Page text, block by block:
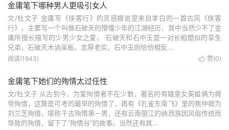
金庸笔下哪种男人更吸引女人
文/杜文子 金庸写《侠客行》的灵感据说是来自李白的一首古风《侠客
行》，主要写一个叫做石破天的懵懂少年的江湖经历，其中当然少不了金
庸所擅长描写的少男少女之爱。 石破天和石中玉是一对长相酷似的孪生
兄弟，石破天木讷呆板、忠厚老实，石中玉则恰恰相反...
 赞(0)
阅读(1943)
金庸笔下她们的殉情太过任性
文/杜文子 从古到今，为爱殉情者不在少数，著名的有娥皇女英姐俩为舜
帝殉情，这算是可考的最早的殉情了，再有《孔雀东南飞》里的焦仲卿为
刘兰芝殉情，堪称千古殉情第一男，还有云南丽江的纳西族因风俗传统而
导致的殉情，留下了“殉情谷”的故事。当然还有其...